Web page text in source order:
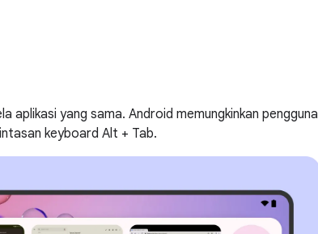
aplikasi yang sama. Android memungkinkan pengguna
keyboard Alt + Tab.